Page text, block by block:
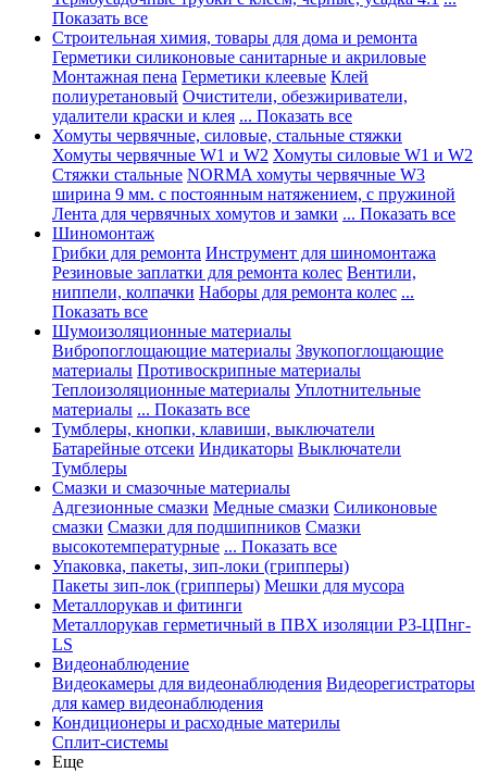
Показать все
Строительная химия, товары для дома и ремонта
Герметики силиконовые санитарные и акриловые
Монтажная пена Герметики клеевые Клей
полиуретановый Очистители, обезжириватели,
удалители краски и клея ... Показать все
Хомуты червячные, силовые, стальные стяжки
Хомуты червячные W1 и W2 Хомуты силовые W1 и W2
Стяжки стальные NORMA хомуты червячные W3
ширина 9 мм. с постоянным натяжением, с пружиной
Лента для червячных хомутов и замки ... Показать все
Шиномонтаж
Грибки для ремонта Инструмент для шиномонтажа
Резиновые заплатки для ремонта колес Вентили,
ниппели, колпачки Наборы для ремонта колес ...
Показать все
Шумоизоляционные материалы
Вибропоглощающие материалы Звукопоглощающие
материалы Противоскрипные материалы
Теплоизоляционные материалы Уплотнительные
материалы ... Показать все
Тумблеры, кнопки, клавиши, выключатели
Батарейные отсеки Индикаторы Выключатели
Тумблеры
Смазки и смазочные материалы
Адгезионные смазки Медные смазки Силиконовые
смазки Смазки для подшипников Смазки
высокотемпературные ... Показать все
Упаковка, пакеты, зип-локи (грипперы)
Пакеты зип-лок (грипперы) Мешки для мусора
Металлорукав и фитинги
Металлорукав герметичный в ПВХ изоляции Р3-ЦПнг-
LS
Видеонаблюдение
Видеокамеры для видеонаблюдения Видеорегистраторы
для камер видеонаблюдения
Кондиционеры и расходные материлы
Сплит-системы
Еще